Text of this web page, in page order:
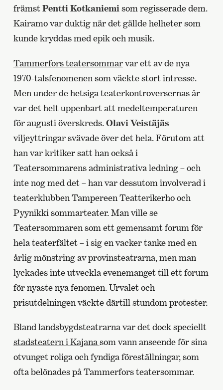
främstPentti Kotkaniemisom regisserade dem.
Kairamo var duktig när det gällde helheter som
kunde kryddas med epik och musik.
Tammerfors teatersommarvar ett av de nya
1970-talsfenomenen som väckte stort intresse.
Men under de hetsiga teaterkontroversernas år
var det helt uppenbart att medeltemperaturen
för augusti överskreds.Olavi Veistäjäs
viljeyttringar svävade över det hela. Förutom att
han var kritiker satt han också i
Teatersommarens administrativa ledning – och
inte nog med det – han var dessutom involverad i
teaterklubben Tampereen Teatterikerho och
Pyynikki sommarteater. Man ville se
Teatersommaren som ett gemensamt forum för
hela teaterfältet – i sig en vacker tanke med en
årlig mönstring av provinsteatrarna, men man
lyckades inte utveckla evenemanget till ett forum
för nyaste nya fenomen. Urvalet och
prisutdelningen väckte därtill stundom protester.
Bland landsbygdsteatrarna var det dock speciellt
stadsteatern i Kajanasom vann anseende för sina
otvunget roliga och fyndiga föreställningar, som
ofta belönades på Tammerfors teatersommar.